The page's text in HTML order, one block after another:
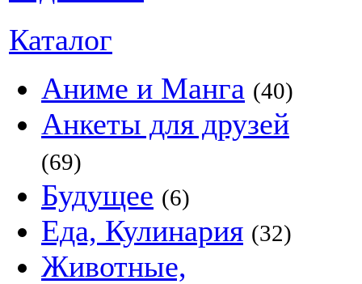
Каталог
Аниме и Манга (40)
Анкеты для друзей
(69)
Будущее (6)
Еда, Кулинария (32)
Животные,